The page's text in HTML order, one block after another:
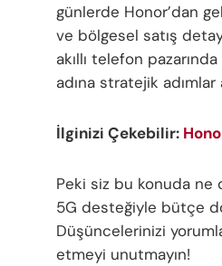
günlerde Honor’dan
ve bölgesel satış
akıllı telefon
adına stratejik
İlginizi Çekebilir:
Peki siz bu konuda ne
5G desteğiyle bütçe
Düşüncelerinizi
etmeyi unutmayın!